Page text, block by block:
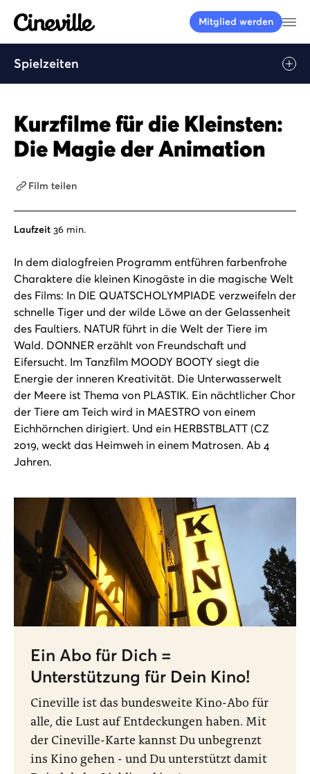
Cineville Logo
Mitglied werden
Spielzeiten
Kurzfilme für die Kleinsten:
Die Magie der Animation
Film teilen
Laufzeit 36 min.
In dem dialogfreien Programm entführen farbenfrohe
Charaktere die kleinen Kinogäste in die magische Welt
des Films: In DIE QUATSCHOLYMPIADE verzweifeln der
schnelle Tiger und der wilde Löwe an der Gelassenheit
des Faultiers. NATUR führt in die Welt der Tiere im
Wald. DONNER erzählt von Freundschaft und
Eifersucht. Im Tanzfilm MOODY BOOTY siegt die
Energie der inneren Kreativität. Die Unterwasserwelt
der Meere ist Thema von PLASTIK. Ein nächtlicher Chor
der Tiere am Teich wird in MAESTRO von einem
Eichhörnchen dirigiert. Und ein HERBSTBLATT (CZ
2019, weckt das Heimweh in einem Matrosen. Ab 4
Jahren.
Ein Abo für Dich =
Unterstützung für Dein Kino!
Cineville ist das bundesweite Kino-Abo für
alle, die Lust auf Entdeckungen haben. Mit
der Cineville-Karte kannst Du unbegrenzt
ins Kino gehen - und Du unterstützt damit